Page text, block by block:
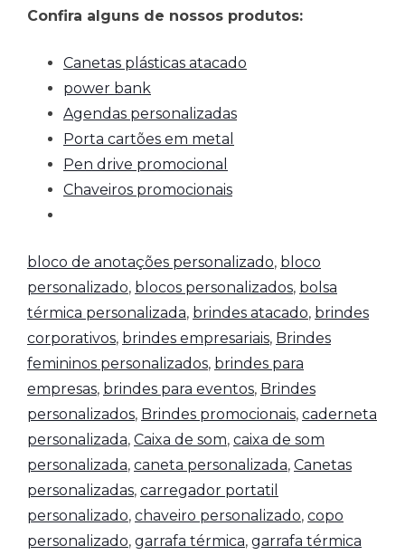
Confira alguns de nossos produtos:
Canetas plásticas atacado
power bank
Agendas personalizadas
Porta cartões em metal
Pen drive promocional
Chaveiros promocionais
bloco de anotações personalizado, bloco
personalizado, blocos personalizados, bolsa
térmica personalizada, brindes atacado, brindes
corporativos, brindes empresariais, Brindes
femininos personalizados, brindes para
empresas, brindes para eventos, Brindes
personalizados, Brindes promocionais, caderneta
personalizada, Caixa de som, caixa de som
personalizada, caneta personalizada, Canetas
personalizadas, carregador portatil
personalizado, chaveiro personalizado, copo
personalizado, garrafa térmica, garrafa térmica